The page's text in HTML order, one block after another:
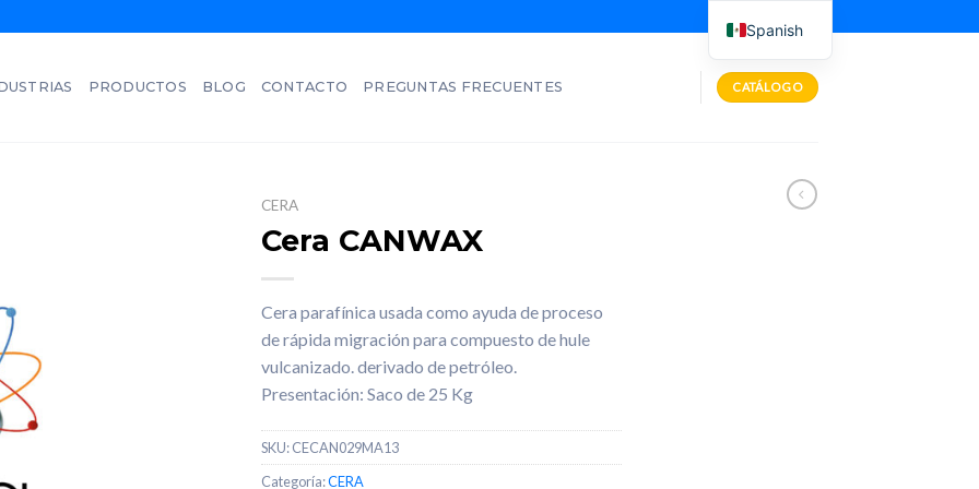
PRODUCTOS BLOG CONTACTO PREGUNTAS FRECUENTES CATÁLOGO
CERA
Cera CANWAX
Cera parafínica usada como ayuda de proceso
de rápida migración para compuesto de hule
vulcanizado. derivado de petróleo.
Presentación: Saco de 25 Kg
SKU:CECAN029MA13
Categoría:CERA
Spanish